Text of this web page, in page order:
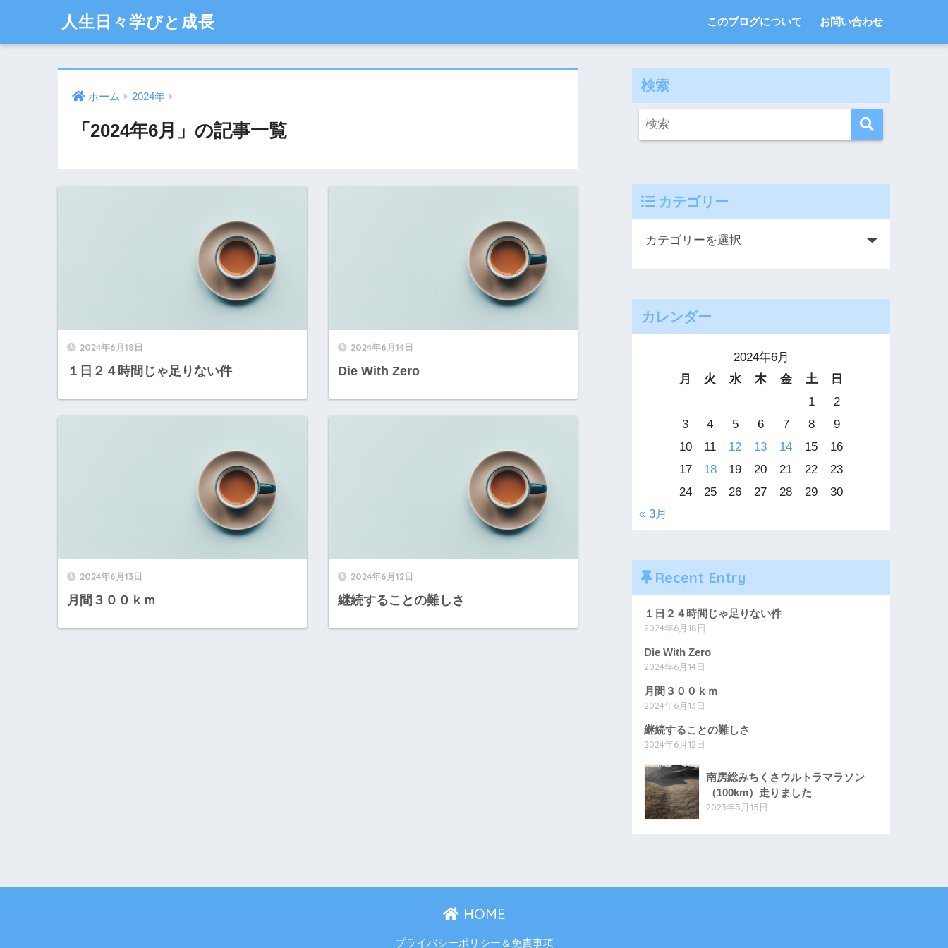
人生日々学びと成長 このブログについて お問い合わせ
ホーム 2024年
「2024年6月」の記事一覧
2024年6月18日
１日２４時間じゃ足りない件
2024年6月14日
Die With Zero
2024年6月13日
月間３００ｋｍ
2024年6月12日
継続することの難しさ
検索
カテゴリー
カレンダー
2024年6月
月
火 水 木 金 土
日
1
2
3
4 5 6 7 8
9
10
11 12 13 14 15
16
17
18 19 20 21 22
23
24
25 26 27 28 29
30
« 3月
Recent Entry
１日２４時間じゃ足りない件
2024年6月18日
Die With Zero
2024年6月14日
月間３００ｋｍ
2024年6月13日
継続することの難しさ
2024年6月12日
南房総みちくさウルトラマラソン
（100km）走りました
2023年3月15日
HOME
プライバシーポリシー＆免責事項